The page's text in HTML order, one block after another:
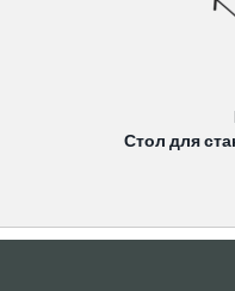
Стол для